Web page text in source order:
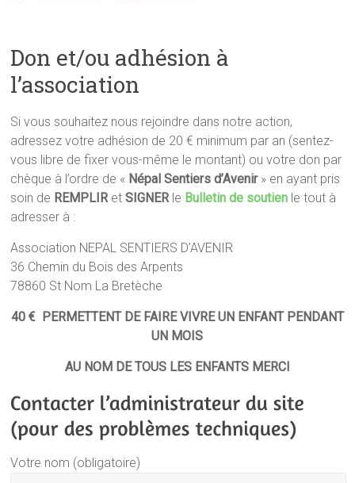
Don et/ou adhésion à
l’association
Si vous souhaitez nous rejoindre dans notre action,
adressez votre adhésion de 20 € minimum par an (sentez-
vous libre de fixer vous-même le montant) ou votre don par
chèque à l’ordre de « Népal Sentiers d’Avenir» en ayant pris
soin de REMPLIR etSIGNER le Bulletin de soutien le tout à
adresser à :
Association NEPAL SENTIERS D’AVENIR
36 Chemin du Bois des Arpents
78860 St Nom La Bretèche
40 € PERMETTENT DE FAIRE VIVRE UN ENFANT PENDANT
UN MOIS
AU NOM DE TOUS LES ENFANTS MERCI
Votre nom (obligatoire)